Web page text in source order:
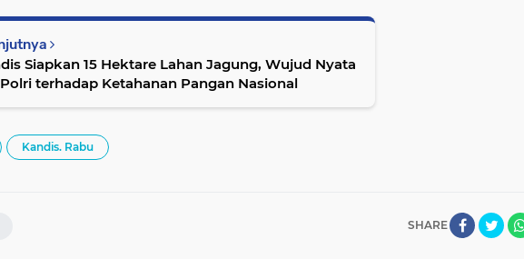
Siapkan 15 Hektare Lahan Jagung, Wujud Nyata
terhadap Ketahanan Pangan Nasional
Kandis. Rabu
SHARE